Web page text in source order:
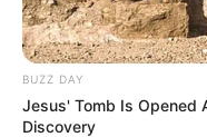
BUZZ DAY
Jesus' Tomb Is Opened
Discovery